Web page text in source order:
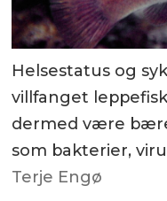
Helsestatus og
villfanget
dermed være
som bakterier,
Terje Engø